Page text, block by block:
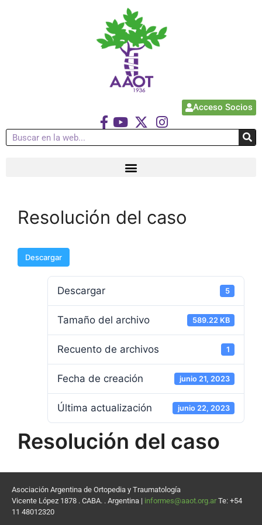
Acceso Socios
Resolución del caso
Descargar
Descargar 5
Tamaño del archivo 589.22 KB
Recuento de archivos 1
Fecha de creación junio 21, 2023
Última actualización junio 22, 2023
Resolución del caso
Asociación Argentina de Ortopedia y Traumatología
Vicente López 1878 . CABA. . Argentina | informes@aaot.org.ar Te: +54
11 48012320